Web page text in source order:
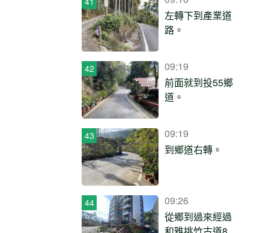
左轉下到產業道
路。
09:19
前面就到投55鄉
道。
09:19
到鄉道右轉。
09:26
從鄉到過來經過